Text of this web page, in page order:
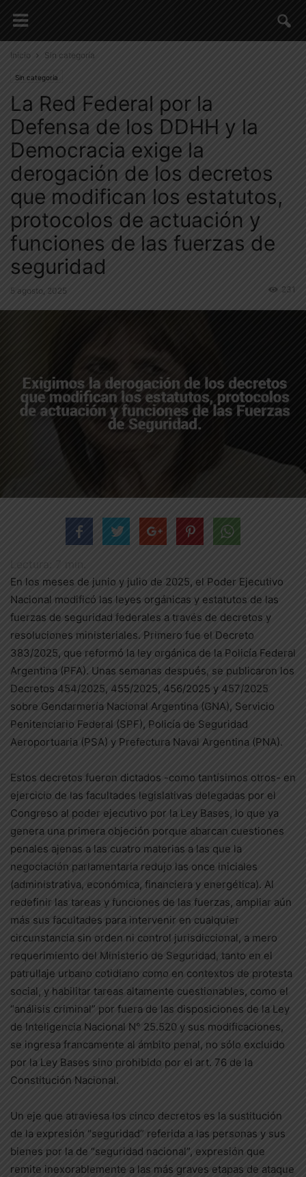
Inicio Sin categoría
Sin categoría
La Red Federal por la
Defensa de los DDHH y la
Democracia exige la
derogación de los decretos
que modifican los estatutos,
protocolos de actuación y
funciones de las fuerzas de
seguridad
5 agosto, 2025 231
En los meses de junio y julio de 2025, el Poder Ejecutivo
Nacional modificó las leyes orgánicas y estatutos de las
fuerzas de seguridad federales a través de decretos y
resoluciones ministeriales. Primero fue el Decreto
383/2025, que reformó la ley orgánica de la Policía Federal
Argentina (PFA). Unas semanas después, se publicaron los
Decretos 454/2025, 455/2025, 456/2025 y 457/2025
sobre Gendarmería Nacional Argentina (GNA), Servicio
Penitenciario Federal (SPF), Policía de Seguridad
Aeroportuaria (PSA) y Prefectura Naval Argentina (PNA).
Estos decretos fueron dictados -como tantísimos otros- en
ejercicio de las facultades legislativas delegadas por el
Congreso al poder ejecutivo por la Ley Bases, lo que ya
genera una primera objeción porque abarcan cuestiones
penales ajenas a las cuatro materias a las que la
negociación parlamentaria redujo las once iniciales
(administrativa, económica, financiera y energética). Al
redefinir las tareas y funciones de las fuerzas, ampliar aún
más sus facultades para intervenir en cualquier
circunstancia sin orden ni control jurisdiccional, a mero
requerimiento del Ministerio de Seguridad, tanto en el
patrullaje urbano cotidiano como en contextos de protesta
social, y habilitar tareas altamente cuestionables, como el
“análisis criminal” por fuera de las disposiciones de la Ley
de Inteligencia Nacional N° 25.520 y sus modificaciones,
se ingresa francamente al ámbito penal, no sólo excluido
por la Ley Bases sino prohibido por el art. 76 de la
Constitución Nacional.
Un eje que atraviesa los cinco decretos es la sustitución
de la expresión “seguridad” referida a las personas y sus
bienes por la de “seguridad nacional”, expresión que
remite inexorablemente a las más graves etapas de ataque